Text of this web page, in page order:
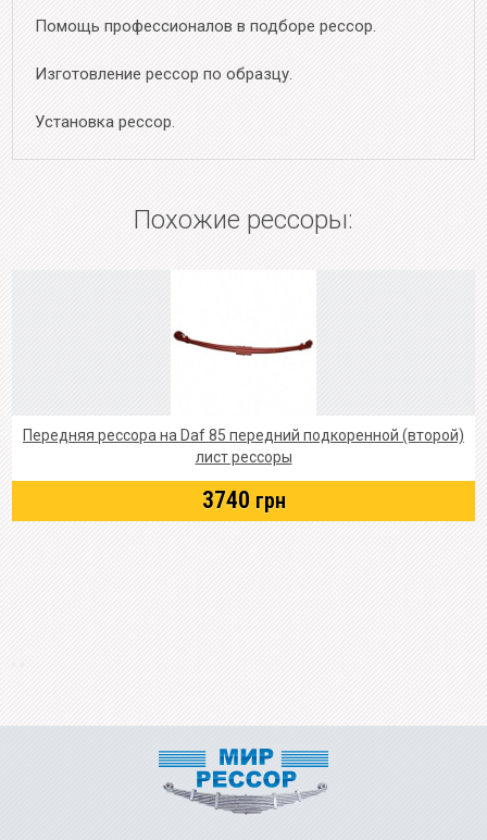
Помощь профессионалов в подборе рессор.
Изготовление рессор по образцу.
Установка рессор.
Похожие рессоры:
Передняя рессора на Daf 85 передний подкоренной (второй)
лист рессоры
3740 грн